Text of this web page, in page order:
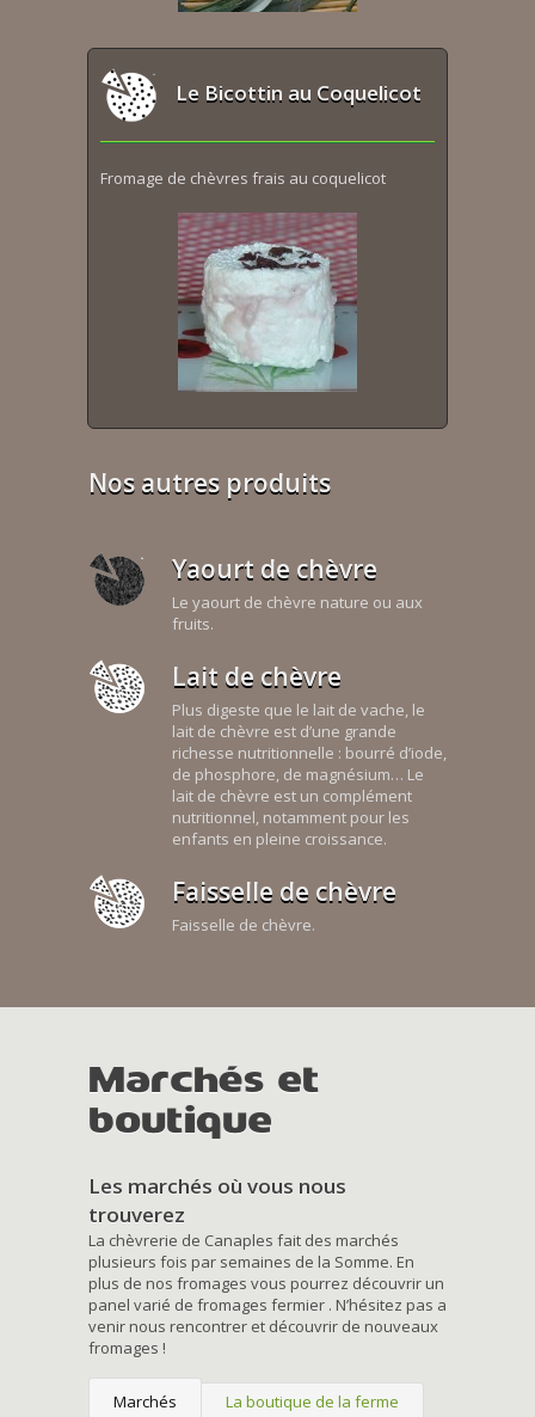
Le Bicottin au Coquelicot
Fromage de chèvres frais au coquelicot
Nos autres produits
Yaourt de chèvre
Le yaourt de chèvre nature ou aux
fruits.
Lait de chèvre
Plus digeste que le lait de vache, le
lait de chèvre est d’une grande
richesse nutritionnelle : bourré d’iode,
de phosphore, de magnésium… Le
lait de chèvre est un complément
nutritionnel, notamment pour les
enfants en pleine croissance.
Faisselle de chèvre
Faisselle de chèvre.
Marchés et
boutique
Les marchés où vous nous
trouverez
La chèvrerie de Canaples fait des marchés
plusieurs fois par semaines de la Somme. En
plus de nos fromages vous pourrez découvrir un
panel varié de fromages fermier . N’hésitez pas a
venir nous rencontrer et découvrir de nouveaux
fromages !
Marchés La boutique de la ferme